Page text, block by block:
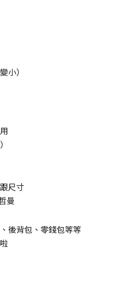
小）
尺寸
曼
後背包、零錢包等等